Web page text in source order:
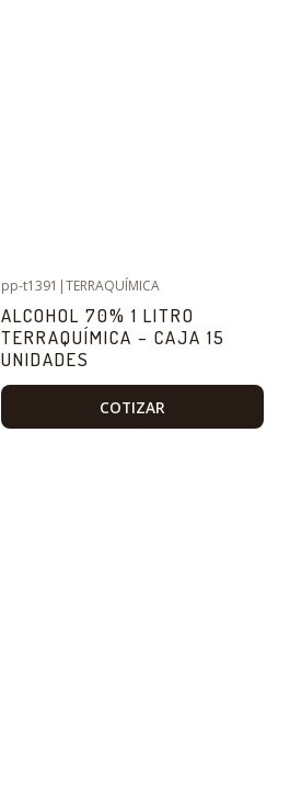
pp-t1391 |TERRAQUÍMICA
ALCOHOL 70% 1 LITRO
TERRAQUÍMICA – CAJA 15
UNIDADES
COTIZAR